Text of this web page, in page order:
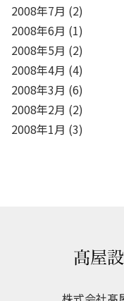
2008年7月 (2)
2008年6月 (1)
2008年5月 (2)
2008年4月 (4)
2008年3月 (6)
2008年2月 (2)
2008年1月 (3)